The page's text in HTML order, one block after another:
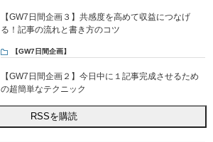
【GW7日間企画３】共感度を高めて収益につなげ
る！記事の流れと書き方のコツ
【GW7日間企画】
【GW7日間企画２】今日中に１記事完成させるため
の超簡単なテクニック